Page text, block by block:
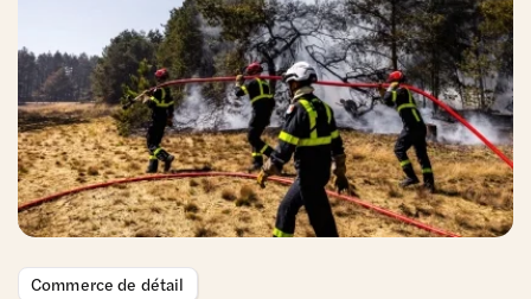
Commerce de détail